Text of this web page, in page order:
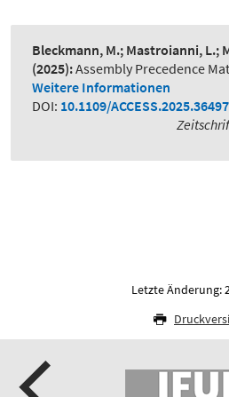
Bleckmann, M.; Mastroianni, L.;
(2025):Assembly Precedence
Weitere Informationen
DOI: 10.1109/
Letzte Änderung: